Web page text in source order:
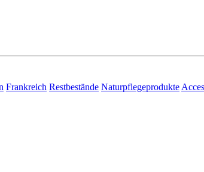
Frankreich Restbestände Naturpflegeprodukte